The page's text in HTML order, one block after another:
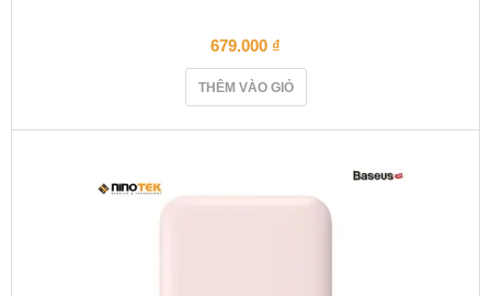
679.000 ₫
THÊM VÀO GIỎ